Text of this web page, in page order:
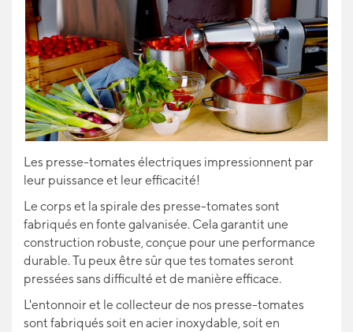
Les presse-tomates électriques impressionnent par
leur puissance et leur efficacité!
Le corps et la spirale des presse-tomates sont
fabriqués en fonte galvanisée. Cela garantit une
construction robuste, conçue pour une performance
durable. Tu peux être sûr que tes tomates seront
pressées sans difficulté et de manière efficace.
L'entonnoir et le collecteur de nos presse-tomates
sont fabriqués soit en acier inoxydable, soit en